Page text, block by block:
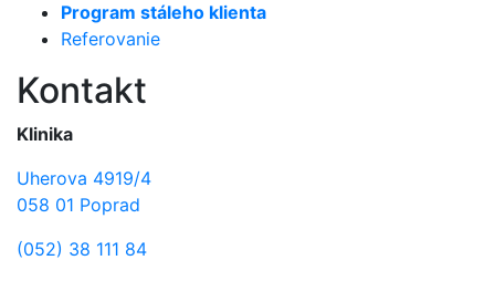
Program stáleho klienta
Referovanie
Kontakt
Klinika
Uherova 4919/4
058 01 Poprad
(052) 38 111 84